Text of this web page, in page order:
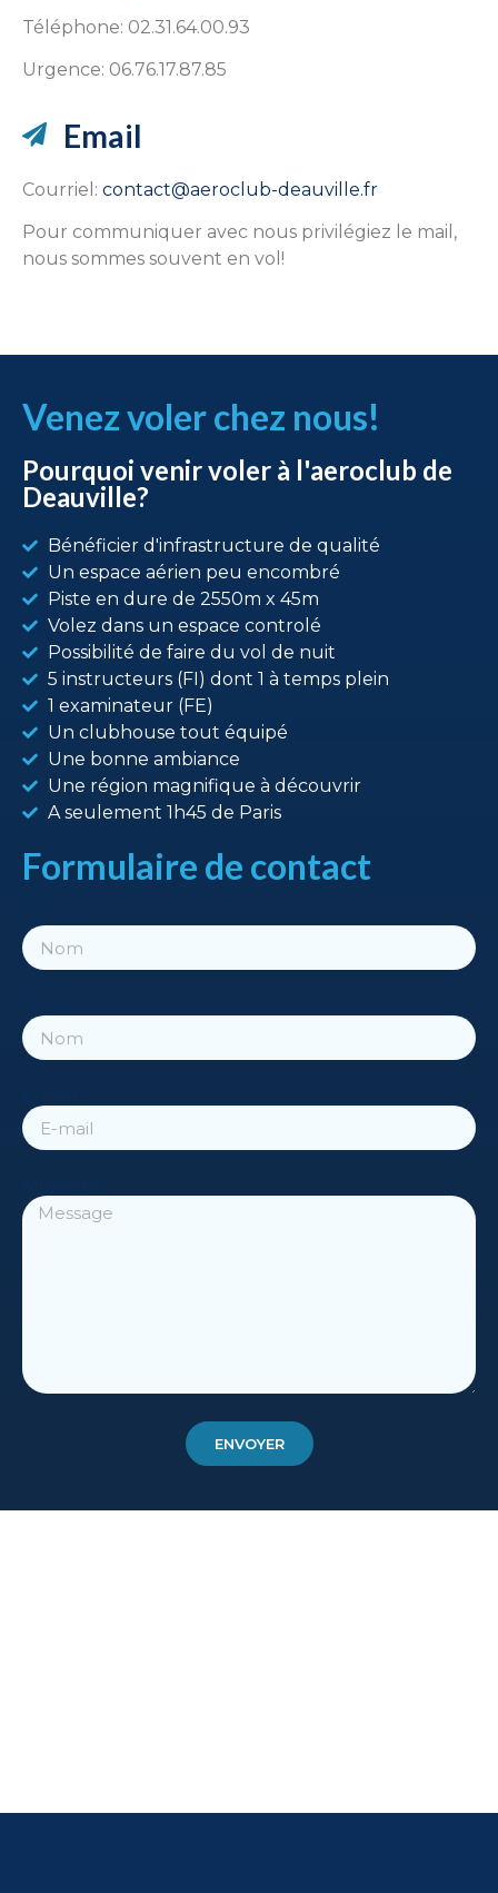
Téléphone: 02.31.64.00.93
Urgence: 06.76.17.87.85
Email
Courriel: contact@aeroclub-deauville.fr
Pour communiquer avec nous privilégiez le mail,
nous sommes souvent en vol!
Venez voler chez nous!
Pourquoi venir voler à l'aeroclub de
Deauville?
Bénéficier d'infrastructure de qualité
Un espace aérien peu encombré
Piste en dure de 2550m x 45m
Volez dans un espace controlé
Possibilité de faire du vol de nuit
5 instructeurs (FI) dont 1 à temps plein
1 examinateur (FE)
Un clubhouse tout équipé
Une bonne ambiance
Une région magnifique à découvrir
A seulement 1h45 de Paris
Formulaire de contact
ENVOYER